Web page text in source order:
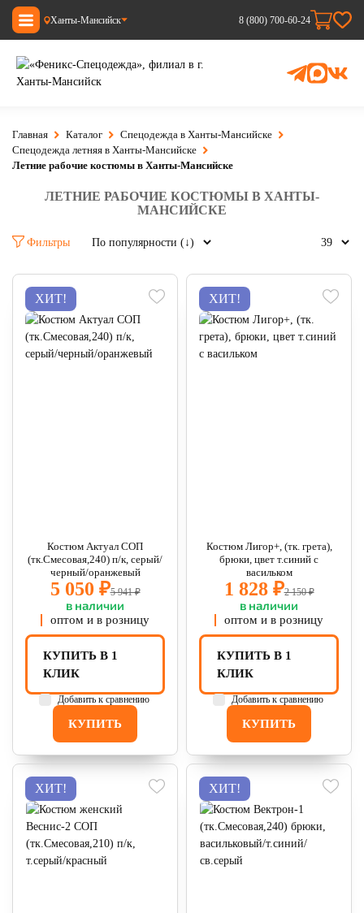
Ханты-Мансийск 8 (800) 700-60-24
Главная Каталог
Спецодежда в Ханты-Мансийске
Спецодежда летняя в Ханты-Мансийске
Летние рабочие костюмы в Ханты-Мансийске
ЛЕТНИЕ РАБОЧИЕ КОСТЮМЫ В ХАНТЫ-
МАНСИЙСКЕ
Фильтры
ХИТ!
Костюм Актуал СОП
(тк.Смесовая,240) п/к, серый/
черный/оранжевый
5 050 ₽5 941 ₽
в наличии
оптом и в розницу
КУПИТЬ
КУПИТЬ В 1
КЛИК
Добавить к сравнению
ХИТ!
Костюм Лигор+, (тк. грета),
брюки, цвет т.синий с
васильком
1 828 ₽2 150 ₽
в наличии
оптом и в розницу
КУПИТЬ
КУПИТЬ В 1
КЛИК
Добавить к сравнению
ХИТ! ХИТ!